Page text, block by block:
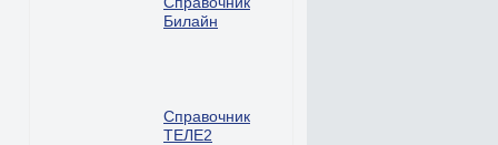
Билайн
Справочник
ТЕЛЕ2